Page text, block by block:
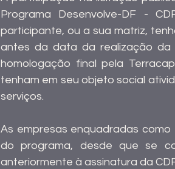
Programa Desenvolve-DF -
participante, ou a sua matriz,
antes da data da realização da
homologação final pela
tenham em seu objeto social
serviços.
As empresas enquadradas
do programa, desde que se
anteriormente à assinatura da